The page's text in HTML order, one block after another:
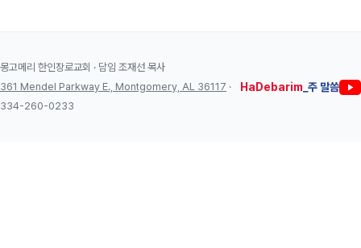
몽고메리 한인장로교회 · 담임 조재선 목사
361 Mendel Parkway E., Montgomery, AL 36117 ·
334-260-0233
HaDebarim _주 말씀